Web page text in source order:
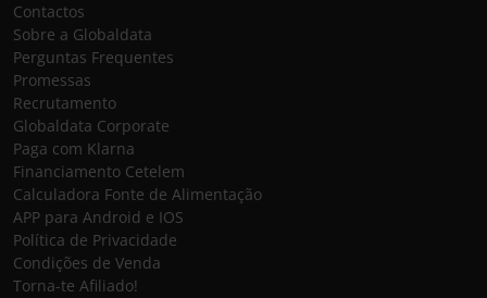
Contactos
Sobre a Globaldata
Perguntas Frequentes
Promessas
Recrutamento
Globaldata Corporate
Paga com Klarna
Financiamento Cetelem
Calculadora Fonte de Alimentação
APP para Android e IOS
Política de Privacidade
Condições de Venda
Torna-te Afiliado!